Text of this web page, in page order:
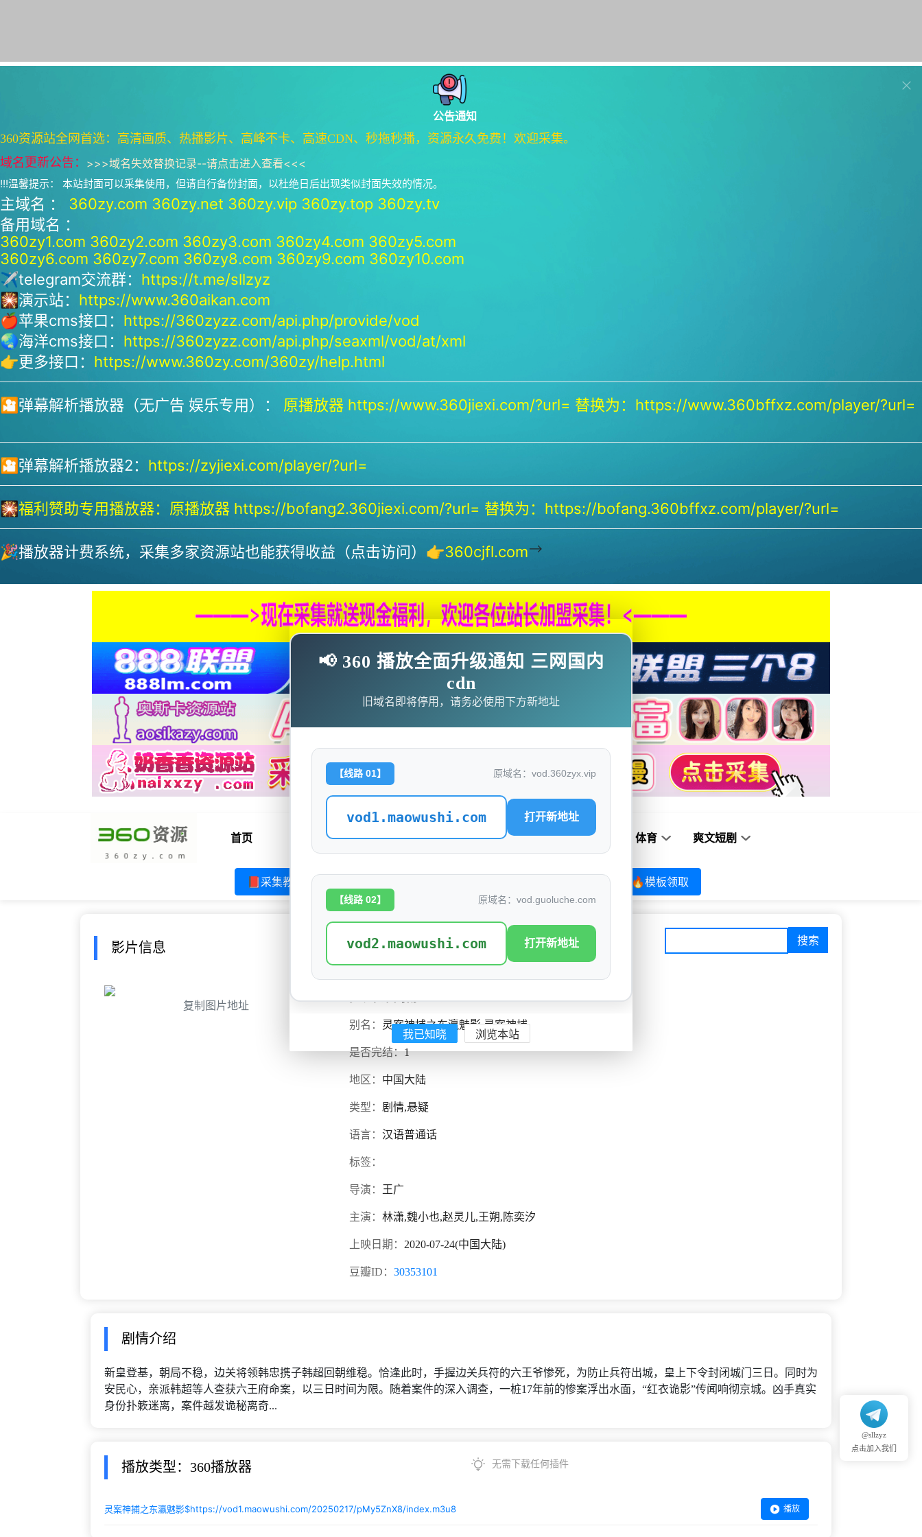
公告通知
360资源站全网首选：高清画质、热播影片、高峰不卡、高速CDN、秒拖秒播，资源永久免费！欢迎采集。
域名更新公告： >>>域名失效替换记录--请点击进入查看<<<
!!!温馨提示： 本站封面可以采集使用，但请自行备份封面，以杜绝日后出现类似封面失效的情况。
主域名 ： 360zy.com 360zy.net 360zy.vip 360zy.top 360zy.tv
备用域名 ：
360zy1.com 360zy2.com 360zy3.com 360zy4.com 360zy5.com
360zy6.com 360zy7.com 360zy8.com 360zy9.com 360zy10.com
✈telegram交流群： https://t.me/sllzyz
🎇演示站： https://www.360aikan.com
🍎苹果cms接口： https://360zyzz.com/api.php/provide/vod
🌏海洋cms接口： https://360zyzz.com/api.php/seaxml/vod/at/xml
👉更多接口： https://www.360zy.com/360zy/help.html
🎦弹幕解析播放器（无广告 娱乐专用）： 原播放器 https://www.360jiexi.com/?url= 替换为：https://www.360bffxz.com/player/?url=
🎦弹幕解析播放器2： https://zyjiexi.com/player/?url=
🎇福利赞助专用播放器： 原播放器 https://bofang2.360jiexi.com/?url= 替换为：https://bofang.360bffxz.com/player/?url=
🎉播放器计费系统，采集多家资源站也能获得收益（点击访问）👉360cjfl.com-->
首页 连续剧 综艺 动漫 伦理片 体育 爽文短剧
📕采集教程 🔥模板领取
影片信息
复制图片地址
别名： 灵案神捕之东瀛魅影,灵案神捕
是否完结：1
地区： 中国大陆
类型： 剧情,悬疑
语言： 汉语普通话
标签：
导演： 王广
主演： 林潇,魏小也,赵灵儿,王朔,陈奕汐
上映日期： 2020-07-24(中国大陆)
豆瓣ID： 30353101
剧情介绍
新皇登基，朝局不稳，边关将领韩忠携子韩超回朝维稳。恰逢此时，手握边关兵符的六王爷惨死，为防止兵符出城，皇上下令封闭城门三日。同时为
安民心，亲派韩超等人查获六王府命案，以三日时间为限。随着案件的深入调查，一桩17年前的惨案浮出水面，“红衣诡影”传闻响彻京城。凶手真实
身份扑簌迷离，案件越发诡秘离奇...
播放类型：360播放器 无需下载任何插件
灵案神捕之东瀛魅影$https://vod1.maowushi.com/20250217/pMy5ZnX8/index.m3u8 播放
@sllzyz
点击加入我们
📢 360 播放全面升级通知 三网国内
cdn
旧域名即将停用，请务必使用下方新地址
【线路 01】 原域名：vod.360zyx.vip
vod1.maowushi.com 打开新地址
【线路 02】 原域名：vod.guoluche.com
vod2.maowushi.com 打开新地址
我已知晓 浏览本站